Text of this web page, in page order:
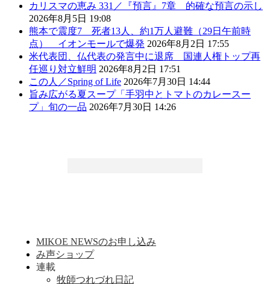
カリスマの恵み 331／『預言』7章 的確な預言の示し
2026年8月5日 19:08
熊本で震度7 死者13人、約1万人避難（29日午前時
点） イオンモールで爆発 2026年8月2日 17:55
米代表団、仏代表の発言中に退席 国連人権トップ再
任巡り対立鮮明 2026年8月2日 17:51
この人／Spring of Life 2026年7月30日 14:44
旨み広がる夏スープ「手羽中とトマトのカレースー
プ」旬の一品 2026年7月30日 14:26
MIKOE NEWSのお申し込み
み声ショップ
連載
牧師つれづれ日記